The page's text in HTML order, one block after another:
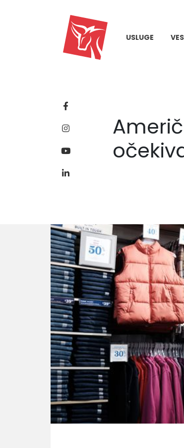
USLUGE